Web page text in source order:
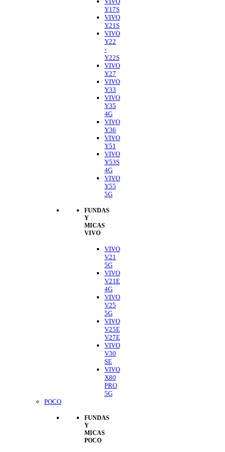
Y17S
VIVO
Y21S
VIVO
Y22
-
Y22S
VIVO
Y27
VIVO
Y33
VIVO
Y35
4G
VIVO
Y36
VIVO
Y51
VIVO
Y53S
4G
VIVO
Y55
5G
FUNDAS
Y
MICAS
VIVO
VIVO
V21
5G
VIVO
V21E
4G
VIVO
V25
5G
VIVO
V25E
V27E
VIVO
V30
SE
VIVO
X80
PRO
5G
POCO
FUNDAS
Y
MICAS
POCO